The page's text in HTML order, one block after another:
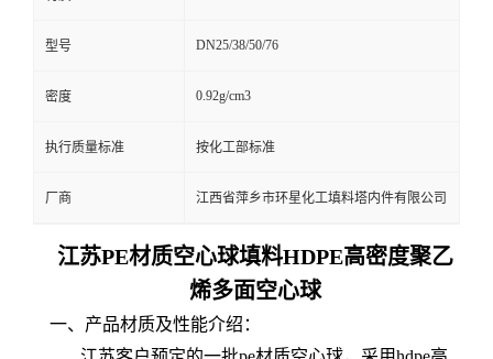
型号 DN25/38/50/76
密度 0.92g/cm3
执行质量标准 按化工部标准
厂商 江西省萍乡市环星化工填料塔内件有限公司
江苏PE材质空心球填料HDPE高密度聚乙
烯多面空心球
一、产品材质及性能介绍：